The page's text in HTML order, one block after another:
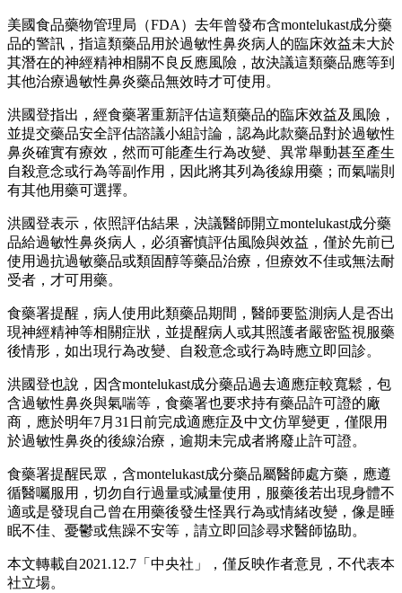
美國食品藥物管理局（FDA）去年曾發布含montelukast成分藥
品的警訊，指這類藥品用於過敏性鼻炎病人的臨床效益未大於
其潛在的神經精神相關不良反應風險，故決議這類藥品應等到
其他治療過敏性鼻炎藥品無效時才可使用。
洪國登指出，經食藥署重新評估這類藥品的臨床效益及風險，
並提交藥品安全評估諮議小組討論，認為此款藥品對於過敏性
鼻炎確實有療效，然而可能產生行為改變、異常舉動甚至產生
自殺意念或行為等副作用，因此將其列為後線用藥；而氣喘則
有其他用藥可選擇。
洪國登表示，依照評估結果，決議醫師開立montelukast成分藥
品給過敏性鼻炎病人，必須審慎評估風險與效益，僅於先前已
使用過抗過敏藥品或類固醇等藥品治療，但療效不佳或無法耐
受者，才可用藥。
食藥署提醒，病人使用此類藥品期間，醫師要監測病人是否出
現神經精神等相關症狀，並提醒病人或其照護者嚴密監視服藥
後情形，如出現行為改變、自殺意念或行為時應立即回診。
洪國登也說，因含montelukast成分藥品過去適應症較寬鬆，包
含過敏性鼻炎與氣喘等，食藥署也要求持有藥品許可證的廠
商，應於明年7月31日前完成適應症及中文仿單變更，僅限用
於過敏性鼻炎的後線治療，逾期未完成者將廢止許可證。
食藥署提醒民眾，含montelukast成分藥品屬醫師處方藥，應遵
循醫囑服用，切勿自行過量或減量使用，服藥後若出現身體不
適或是發現自己曾在用藥後發生怪異行為或情緒改變，像是睡
眠不佳、憂鬱或焦躁不安等，請立即回診尋求醫師協助。
本文轉載自2021.12.7「中央社」，僅反映作者意見，不代表本
社立場。